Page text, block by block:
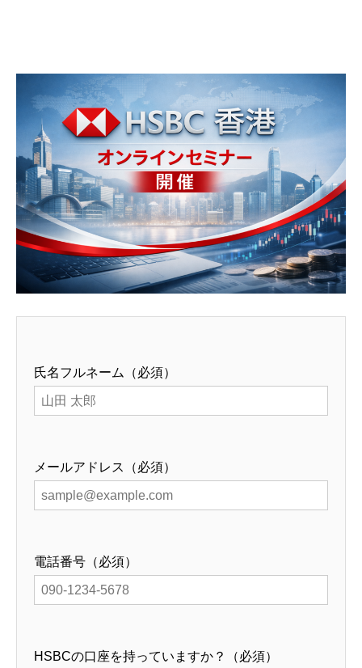
氏名フルネーム（必須）
メールアドレス（必須）
電話番号（必須）
HSBCの口座を持っていますか？（必須）